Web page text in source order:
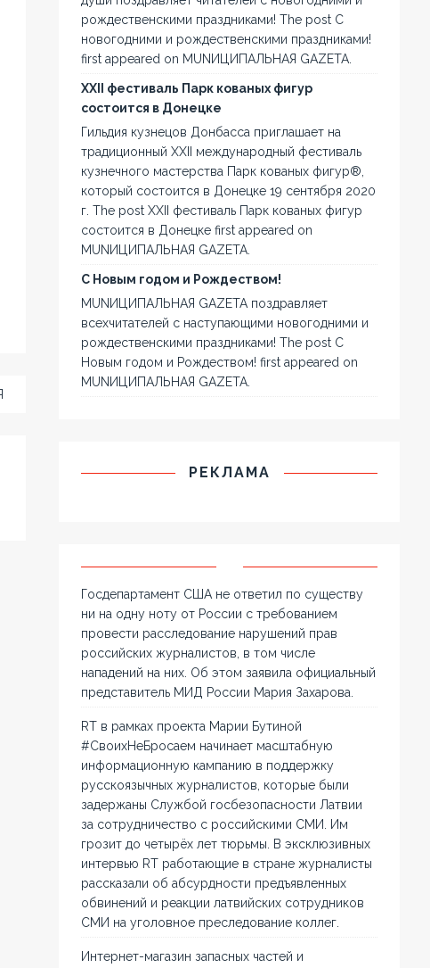
рождественскими праздниками! The post С
новогодними и рождественскими праздниками!
first appeared on MUNИЦИПАЛЬНАЯ GAZЕТА.
XXII фестиваль Парк кованых фигур
состоится в Донецке
Гильдия кузнецов Донбасса приглашает на
традиционный XXII международный фестиваль
кузнечного мастерства Парк кованых фигур®,
который состоится в Донецке 19 сентября 2020
г. The post XXII фестиваль Парк кованых фигур
состоится в Донецке first appeared on
MUNИЦИПАЛЬНАЯ GAZЕТА.
С Новым годом и Рождеством!
MUNИЦИПАЛЬНАЯ GAZЕТА поздравляет
всехчитателей с наступающими новогодними и
рождественскими праздниками! The post С
Новым годом и Рождеством! first appeared on
MUNИЦИПАЛЬНАЯ GAZЕТА.
РЕКЛАМА
Госдепартамент США не ответил по существу
ни на одну ноту от России с требованием
провести расследование нарушений прав
российских журналистов, в том числе
нападений на них. Об этом заявила официальный
представитель МИД России Мария Захарова.
RT в рамках проекта Марии Бутиной
#СвоихНеБросаем начинает масштабную
информационную кампанию в поддержку
русскоязычных журналистов, которые были
задержаны Службой госбезопасности Латвии
за сотрудничество с российскими СМИ. Им
грозит до четырёх лет тюрьмы. В эксклюзивных
интервью RT работающие в стране журналисты
рассказали об абсурдности предъявленных
обвинений и реакции латвийских сотрудников
СМИ на уголовное преследование коллег.
Интернет-магазин запасных частей и